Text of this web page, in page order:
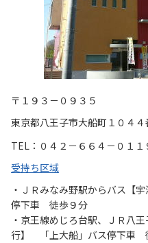
〒１９３－０９３５
東京都八王子市大船町１０４４
TEL：０４２－６６４－０１１
受持ち区域
・ＪＲみなみ野駅からバス【
停下車 徒歩９分
・京王線めじろ台駅、ＪＲ八
行】 「上大船」バス停下車